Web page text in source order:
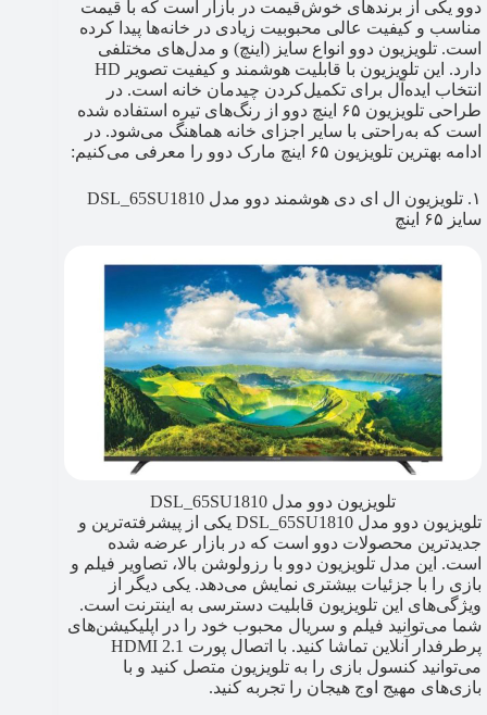
دوو یکی از برندهای خوش‌قیمت در بازار است که با قیمت
مناسب و کیفیت عالی محبوبیت زیادی در خانه‌ها پیدا کرده
است. تلویزیون دوو انواع سایز (اینچ) و مدل‌های مختلفی
دارد. این تلویزیون با قابلیت هوشمند و کیفیت تصویر HD
انتخاب ایده‌آل برای تکمیل‌کردن چیدمان خانه است. در
طراحی تلویزیون ۶۵ اینچ دوو از رنگ‌های تیره استفاده شده
است که به‌راحتی با سایر اجزای خانه هماهنگ می‌شود. در
ادامه بهترین تلویزیون ۶۵ اینچ مارک دوو را معرفی می‌کنیم:
۱. تلویزیون ال ای دی هوشمند دوو مدل DSL_65SU1810
سایز ۶۵ اینچ
تلویزیون دوو مدل DSL_65SU1810
تلویزیون دوو مدل DSL_65SU1810 یکی از پیشرفته‌ترین و
جدیدترین محصولات دوو است که در بازار عرضه شده
است. این مدل تلویزیون دوو با رزولوشن بالا، تصاویر فیلم و
بازی را با جزئیات بیشتری نمایش می‌دهد. یکی دیگر از
ویژگی‌های این تلویزیون قابلیت دسترسی به اینترنت است.
شما می‌توانید فیلم و سریال محبوب خود را در اپلیکیشن‌های
پرطرفدار آنلاین تماشا کنید. با اتصال پورت HDMI 2.1
می‌توانید کنسول بازی را به تلویزیون متصل کنید و با
بازی‌های مهیج اوج هیجان را تجربه کنید.